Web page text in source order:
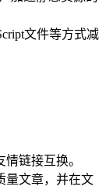
文件等方式减
链接互换。
量文章，并在文